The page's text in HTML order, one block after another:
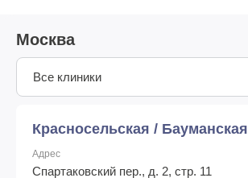
Москва
Все клиники
Красносельская / Бауманская
Адрес
Спартаковский пер., д. 2, стр. 11